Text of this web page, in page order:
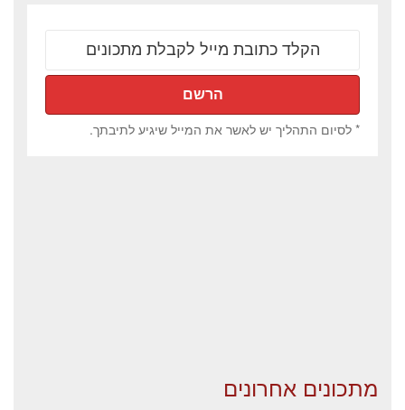
* לסיום התהליך יש לאשר את המייל שיגיע לתיבתך.
מתכונים אחרונים